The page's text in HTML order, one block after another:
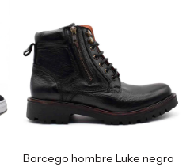
Borcego hombre Luke negro